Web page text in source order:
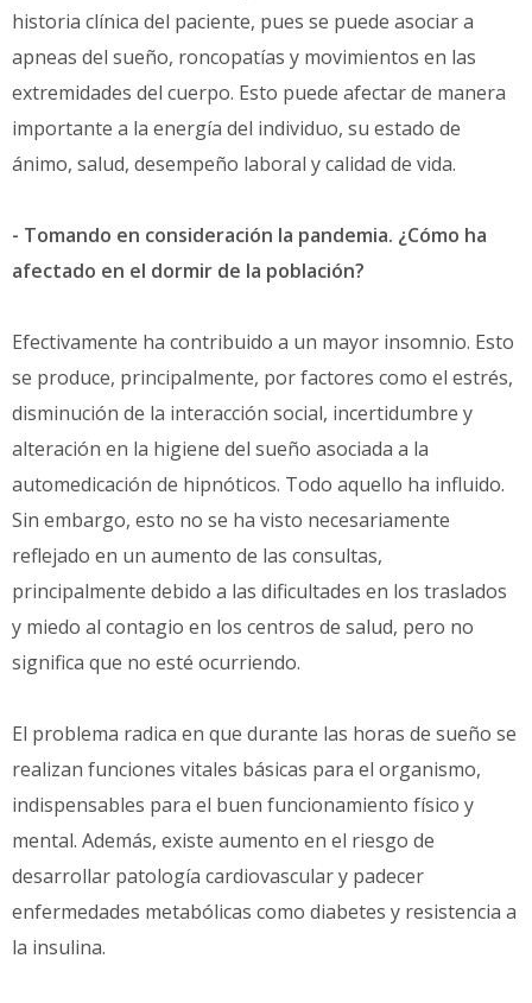
historia clínica del paciente, pues se puede asociar a
apneas del sueño, roncopatías y movimientos en las
extremidades del cuerpo. Esto puede afectar de manera
importante a la energía del individuo, su estado de
ánimo, salud, desempeño laboral y calidad de vida.
- Tomando en consideración la pandemia. ¿Cómo ha
afectado en el dormir de la población?
Efectivamente ha contribuido a un mayor insomnio. Esto
se produce, principalmente, por factores como el estrés,
disminución de la interacción social, incertidumbre y
alteración en la higiene del sueño asociada a la
automedicación de hipnóticos. Todo aquello ha influido.
Sin embargo, esto no se ha visto necesariamente
reflejado en un aumento de las consultas,
principalmente debido a las dificultades en los traslados
y miedo al contagio en los centros de salud, pero no
significa que no esté ocurriendo.
El problema radica en que durante las horas de sueño se
realizan funciones vitales básicas para el organismo,
indispensables para el buen funcionamiento físico y
mental. Además, existe aumento en el riesgo de
desarrollar patología cardiovascular y padecer
enfermedades metabólicas como diabetes y resistencia a
la insulina.